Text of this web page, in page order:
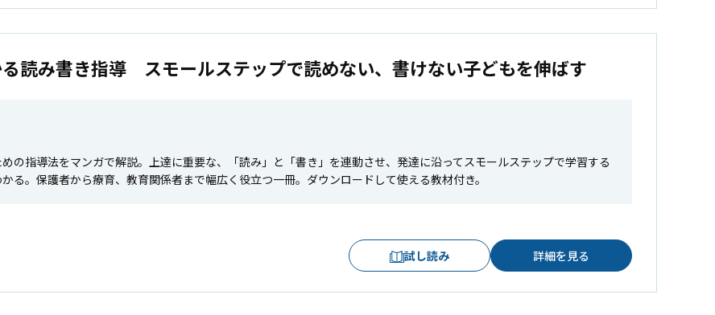
読み書き指導 スモールステップで読めない、書けない子どもを伸ばす
の指導法をマンガで解説。上達に重要な、「読み」と「書き」を連動させ、発達に沿ってスモールステップで学習する
る。保護者から療育、教育関係者まで幅広く役立つ一冊。ダウンロードして使える教材付き。
試し読み 詳細を見る